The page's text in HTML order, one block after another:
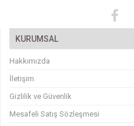
KURUMSAL
Hakkımızda
İletişim
Gizlilik ve Güvenlik
Mesafeli Satış Sözleşmesi